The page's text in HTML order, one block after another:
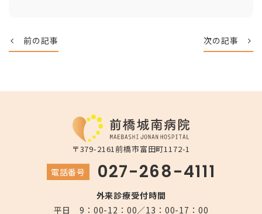
前の記事 次の記事
〒379-2161 前橋市富田町1172-1
電話番号 027-268-4111
外来診療受付時間
平日 9：00-12：00／13：00-17：00